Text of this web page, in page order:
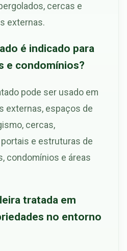
cercas e
externas.
é indicado para
e condomínios?
pode ser usado em
externas, espaços de
cercas,
e estruturas de
condomínios e áreas
tratada em
no entorno